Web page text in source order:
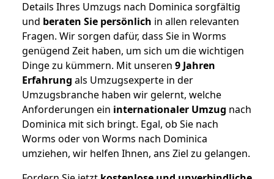
Details Ihres Umzugs nach Dominica sorgfältig
und beraten Sie persönlich in allen relevanten
Fragen. Wir sorgen dafür, dass Sie in Worms
genügend Zeit haben, um sich um die wichtigen
Dinge zu kümmern. Mit unseren 9 Jahren
Erfahrung als Umzugsexperte in der
Umzugsbranche haben wir gelernt, welche
Anforderungen ein internationaler Umzug nach
Dominica mit sich bringt. Egal, ob Sie nach
Worms oder von Worms nach Dominica
umziehen, wir helfen Ihnen, ans Ziel zu gelangen.